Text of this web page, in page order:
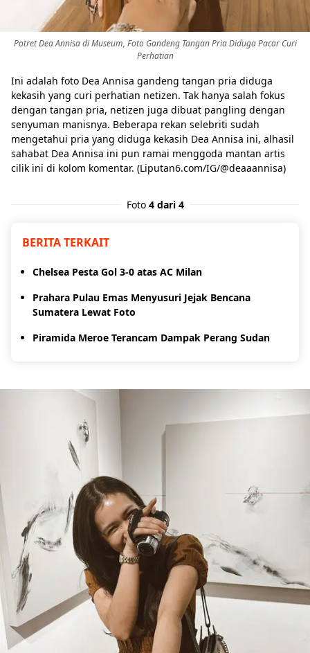
Potret Dea Annisa di Museum, Foto Gandeng Tangan Pria Diduga Pacar Curi
Perhatian
Ini adalah foto Dea Annisa gandeng tangan pria diduga
kekasih yang curi perhatian netizen. Tak hanya salah fokus
dengan tangan pria, netizen juga dibuat pangling dengan
senyuman manisnya. Beberapa rekan selebriti sudah
mengetahui pria yang diduga kekasih Dea Annisa ini, alhasil
sahabat Dea Annisa ini pun ramai menggoda mantan artis
cilik ini di kolom komentar. (Liputan6.com/IG/@deaaannisa)
Foto 4 dari 4
BERITA TERKAIT
Chelsea Pesta Gol 3-0 atas AC Milan
Prahara Pulau Emas Menyusuri Jejak Bencana
Sumatera Lewat Foto
Piramida Meroe Terancam Dampak Perang Sudan
Pinterest
Mail